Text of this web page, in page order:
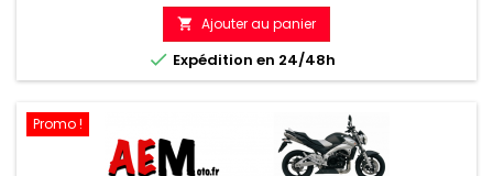
 Ajouter au panier
 Expédition en 24/48h
Promo !